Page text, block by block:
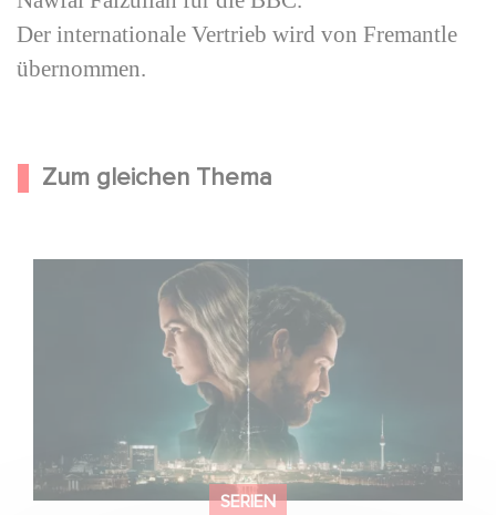
Der internationale Vertrieb wird von Fremantle
übernommen.
Zum gleichen Thema
SERIEN
Unfamiliar ist auf Platz 1 der Netflix Top 10 der nicht-
englischsprachigen Serien!